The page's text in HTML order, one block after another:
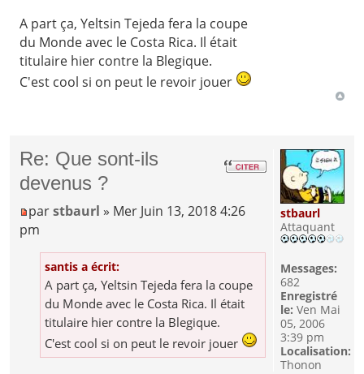
A part ça, Yeltsin Tejeda fera la coupe
du Monde avec le Costa Rica. Il était
titulaire hier contre la Blegique.
C'est cool si on peut le revoir jouer
Re: Que sont-ils
devenus ?
parstbaurl » Mer Juin 13, 2018 4:26
pm
santis a écrit:
A part ça, Yeltsin Tejeda fera la coupe
du Monde avec le Costa Rica. Il était
titulaire hier contre la Blegique.
C'est cool si on peut le revoir jouer
stbaurl
Attaquant
Messages:
682
Enregistré
le: Ven Mai
05, 2006
3:39 pm
Localisation:
Thonon